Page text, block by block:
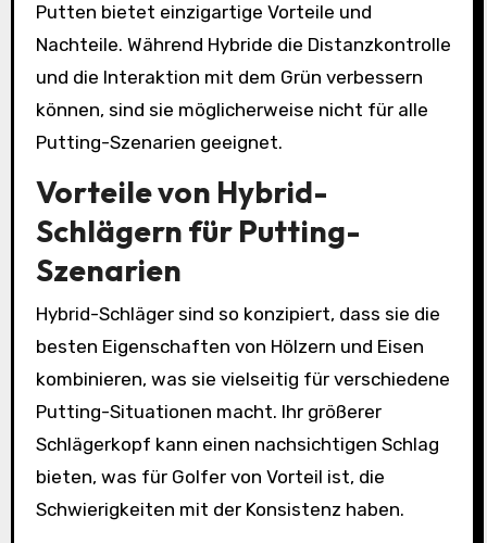
Putten bietet einzigartige Vorteile und
Nachteile. Während Hybride die Distanzkontrolle
und die Interaktion mit dem Grün verbessern
können, sind sie möglicherweise nicht für alle
Putting-Szenarien geeignet.
Vorteile von Hybrid-
Schlägern für Putting-
Szenarien
Hybrid-Schläger sind so konzipiert, dass sie die
besten Eigenschaften von Hölzern und Eisen
kombinieren, was sie vielseitig für verschiedene
Putting-Situationen macht. Ihr größerer
Schlägerkopf kann einen nachsichtigen Schlag
bieten, was für Golfer von Vorteil ist, die
Schwierigkeiten mit der Konsistenz haben.